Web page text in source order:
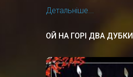
Детальніше...
ОЙ НА ГОРІ ДВА ДУБКИ